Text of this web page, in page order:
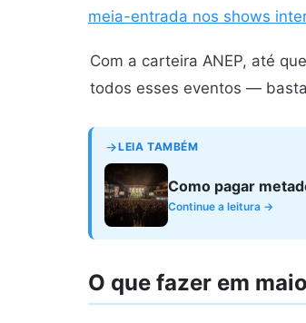
meia-entrada nos shows
Com a carteira ANEP, até
todos esses eventos —
LEIA TAMBÉM
Como pagar
Continue a leitura →
O que fazer em